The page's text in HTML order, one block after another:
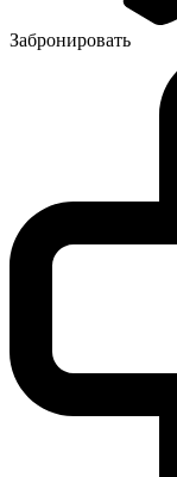
Забронировать